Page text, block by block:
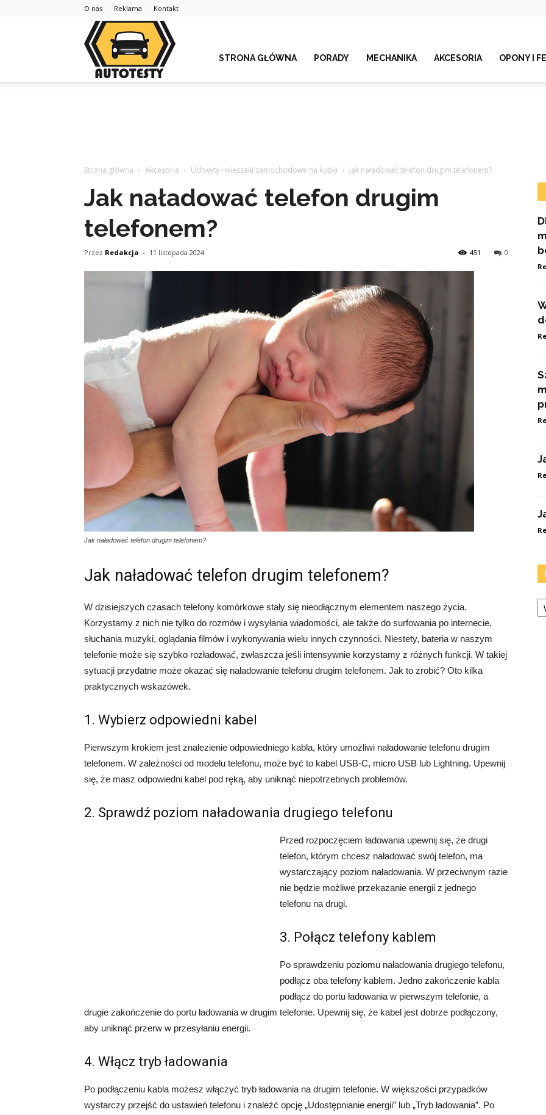
O nas Reklama Kontakt
STRONA GŁÓWNA PORADY MECHANIKA AKCESORIA OPONY I
Strona główna Akcesoria Uchwyty i wieszaki samochodowe na kubki Jak naładować telefon drugim telefonem?
Jak naładować telefon drugim
telefonem?
Przez Redakcja - 11 listopada 2024 0
451
Jak naładować telefon drugim telefonem?
Jak naładować telefon drugim telefonem?
W dzisiejszych czasach telefony komórkowe stały się nieodłącznym elementem naszego życia.
Korzystamy z nich nie tylko do rozmów i wysyłania wiadomości, ale także do surfowania po internecie,
słuchania muzyki, oglądania filmów i wykonywania wielu innych czynności. Niestety, bateria w naszym
telefonie może się szybko rozładować, zwłaszcza jeśli intensywnie korzystamy z różnych funkcji. W takiej
sytuacji przydatne może okazać się naładowanie telefonu drugim telefonem. Jak to zrobić? Oto kilka
praktycznych wskazówek.
1. Wybierz odpowiedni kabel
Pierwszym krokiem jest znalezienie odpowiedniego kabla, który umożliwi naładowanie telefonu drugim
telefonem. W zależności od modelu telefonu, może być to kabel USB-C, micro USB lub Lightning. Upewnij
się, że masz odpowiedni kabel pod ręką, aby uniknąć niepotrzebnych problemów.
2. Sprawdź poziom naładowania drugiego telefonu
Przed rozpoczęciem ładowania upewnij się, że drugi
telefon, którym chcesz naładować swój telefon, ma
wystarczający poziom naładowania. W przeciwnym razie
nie będzie możliwe przekazanie energii z jednego
telefonu na drugi.
3. Połącz telefony kablem
Po sprawdzeniu poziomu naładowania drugiego telefonu,
podłącz oba telefony kablem. Jedno zakończenie kabla
podłącz do portu ładowania w pierwszym telefonie, a
drugie zakończenie do portu ładowania w drugim telefonie. Upewnij się, że kabel jest dobrze podłączony,
aby uniknąć przerw w przesyłaniu energii.
4. Włącz tryb ładowania
Po podłączeniu kabla możesz włączyć tryb ładowania na drugim telefonie. W większości przypadków
wystarczy przejść do ustawień telefonu i znaleźć opcję „Udostępnianie energii” lub „Tryb ładowania”. Po